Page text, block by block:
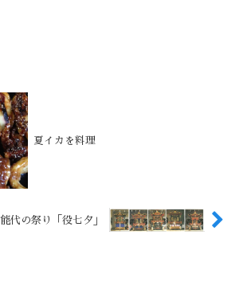
夏イカを料理
能代の祭り「役七夕」